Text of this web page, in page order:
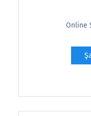
Online